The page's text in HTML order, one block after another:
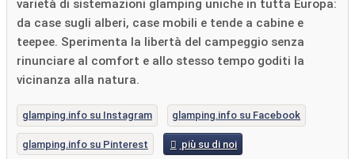
varietà di sistemazioni glamping uniche in tutta Europa:
da case sugli alberi, case mobili e tende a cabine e
teepee. Sperimenta la libertà del campeggio senza
rinunciare al comfort e allo stesso tempo goditi la
vicinanza alla natura.
glamping.info su Instagram glamping.info su Facebook
glamping.info su Pinterest più su di noi